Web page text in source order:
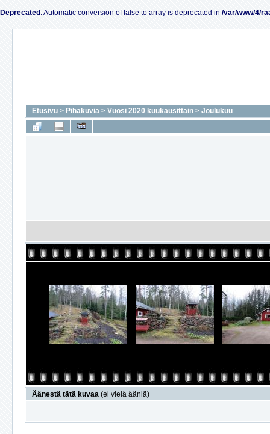
Deprecated : Automatic conversion of false to array is deprecated in /var/www/4/
Etusivu > Pihakuvia > Vuosi 2020 kuukausittain > Joulukuu
Äänestä tätä kuvaa (ei vielä ääniä)